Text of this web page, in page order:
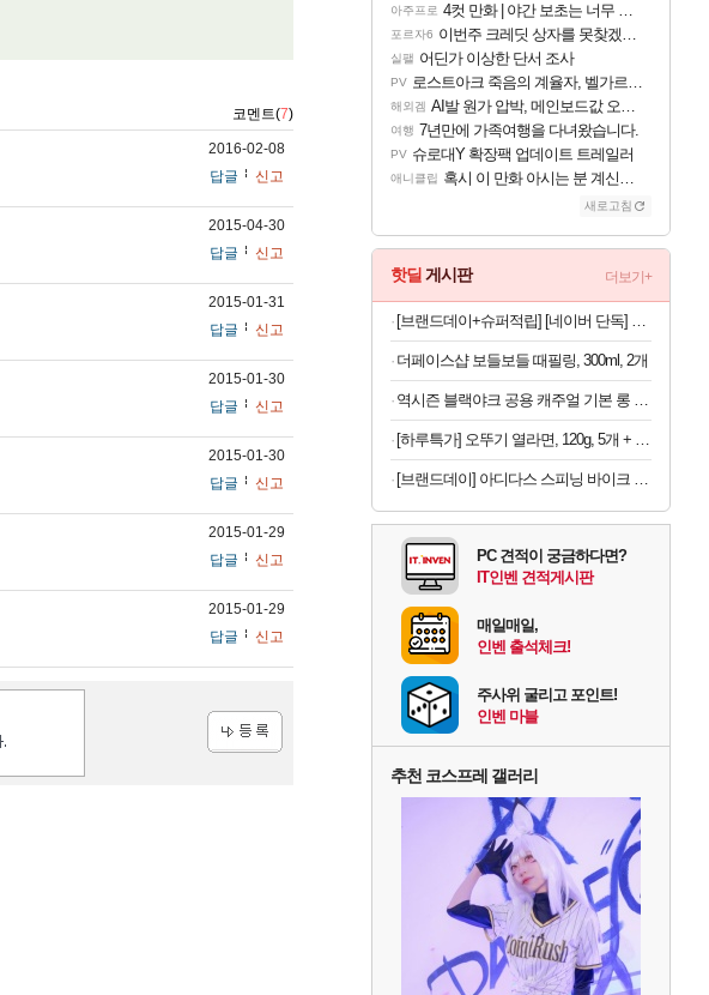
코멘트(7)
2016-02-08
답글
신고
2015-04-30
답글
신고
2015-01-31
답글
신고
2015-01-30
답글
신고
2015-01-30
답글
신고
2015-01-29
답글
신고
2015-01-29
답글
신고
아주프로 4컷 만화 | 야간 보초는 너무 힘들어
포르자6 이번주 크레딧 상자를 못찾겠어요
실팰 어딘가 이상한 단서 조사
PV 로스트아크 죽음의 계율자, 벨가르딘 티저
해외겜 AI발 원가 압박, 메인보드값 오르나
여행 7년만에 가족여행을 다녀왔습니다.
PV 슈로대Y 확장팩 업데이트 트레일러
애니클립 혹시 이 만화 아시는 분 계신가요
새로고침
핫딜 게시판 더보기+
[브랜드데이+슈퍼적립] [네이버 단독] 셀렉스 프로핏 버라이어티팩(총 8입)
더페이스샵 보들보들 때필링, 300ml, 2개
역시즌 블랙야크 공용 캐주얼 기본 롱 벤치 구스 다운자켓
[하루특가] 오뚜기 열라면, 120g, 5개 + 마열라면, 120g, 4개 + 더핫열라면, 120g, 4개 + 로열라면, 120g, 4개
[브랜드데이] 아디다스 스피닝 바이크 C-21x 실내 자전거 스핀 헬스 사이클 유산소 운동기구 홈트
PC 견적이 궁금하다면?
IT인벤 견적게시판
매일매일,
인벤 출석체크!
주사위 굴리고 포인트!
인벤 마블
추천 코스프레 갤러리